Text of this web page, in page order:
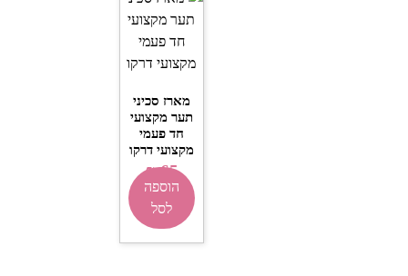
מארז סכיני
תער מקצועי
חד פעמי
מקצועי דרקו
₪65
הוספה
לסל